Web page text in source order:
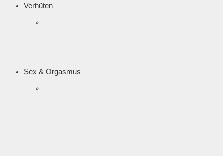
Verhüten
Sex & Orgasmus